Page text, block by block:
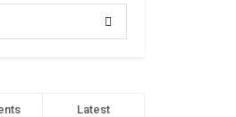
Latest